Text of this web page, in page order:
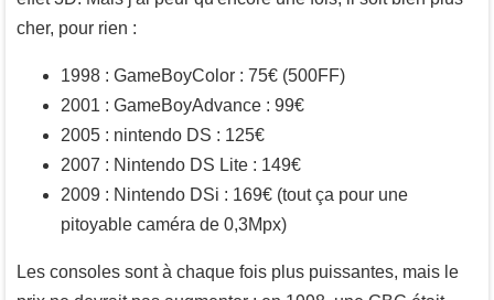
cher, pour rien :
1998 : GameBoyColor : 75€ (500FF)
2001 : GameBoyAdvance : 99€
2005 : nintendo DS : 125€
2007 : Nintendo DS Lite : 149€
2009 : Nintendo DSi : 169€ (tout ça pour une
pitoyable caméra de 0,3Mpx)
Les consoles sont à chaque fois plus puissantes, mais le